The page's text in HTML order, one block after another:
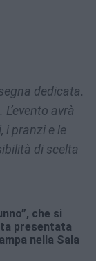
dedicata.
avrà
i pranzi e le
di scelta
che si
presentata
nella Sala